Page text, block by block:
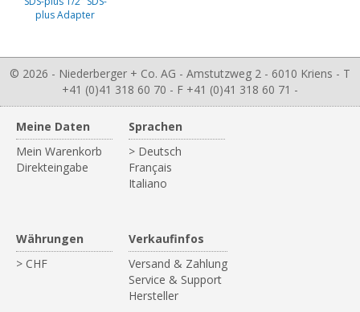
plus Adapter
© 2026 - Niederberger + Co. AG - Amstutzweg 2 - 6010 Kriens - T
+41 (0)41 318 60 70 - F +41 (0)41 318 60 71 -
Meine Daten
Mein Warenkorb
Direkteingabe
Sprachen
> Deutsch
Français
Italiano
Währungen
> CHF
Verkaufinfos
Versand & Zahlung
Service & Support
Hersteller